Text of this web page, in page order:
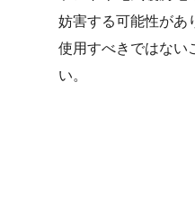
妨害する可能性があ
使用すべきではない
い。